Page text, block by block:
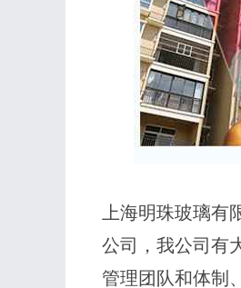
上海明珠玻璃
公司，我公司有
管理团队和体制